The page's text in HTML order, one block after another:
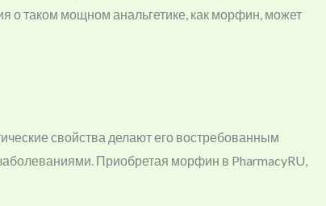
о таком мощном анальгетике, как морфин, может
свойства делают его востребованным
Приобретая морфин в PharmacyRU,